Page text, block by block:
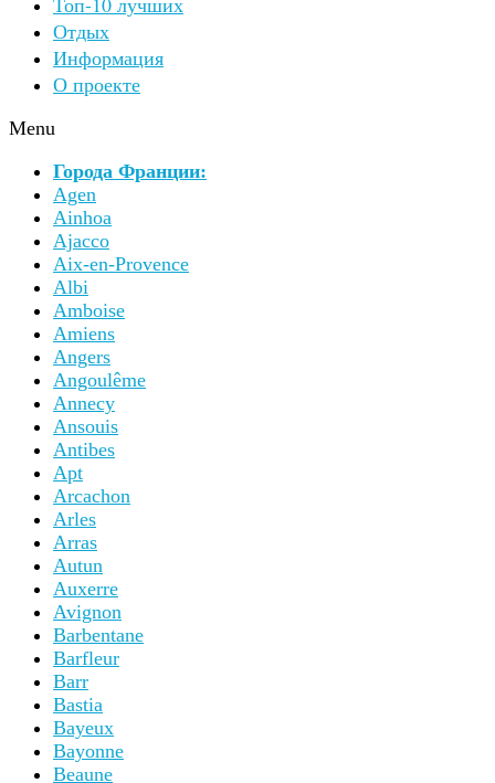
Отдых
Информация
О проекте
Menu
Города Франции:
Agen
Ainhoa
Ajacco
Aix-en-Provence
Albi
Amboise
Amiens
Angers
Angoulême
Annecy
Ansouis
Antibes
Apt
Arcachon
Arles
Arras
Autun
Auxerre
Avignon
Barbentane
Barfleur
Barr
Bastia
Bayeux
Bayonne
Beaune